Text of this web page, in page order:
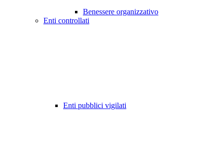
Benessere organizzativo
Enti controllati
Enti pubblici vigilati